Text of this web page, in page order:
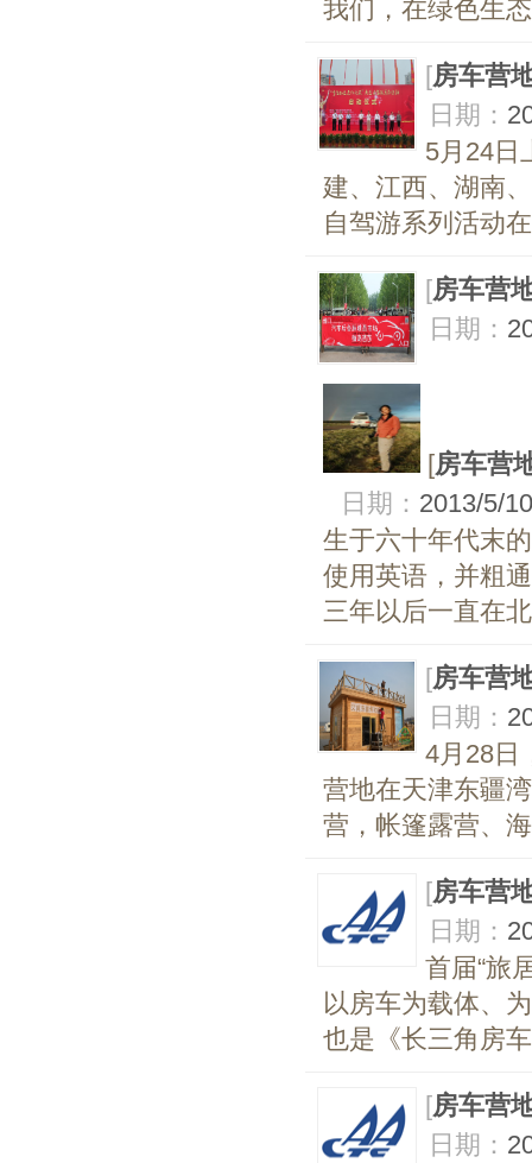
我们，在绿色生
[房车营
日期：
5月24日
建、江西、湖南
自驾游系列活动
[房车营
日期：
[房车营
日期： 2013/5/
生于六十年代末
使用英语，并粗
三年以后一直在
[房车营
日期：
4月28日
营地在天津东疆
营，帐篷露营、
[房车营
日期：
首届“旅
以房车为载体、
也是《长三角房
[房车营
日期：